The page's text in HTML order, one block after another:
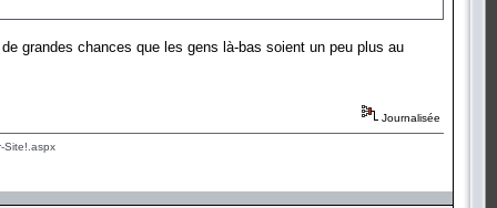
grandes chances que les gens là-bas soient un peu plus au
Journalisée
Site!.aspx